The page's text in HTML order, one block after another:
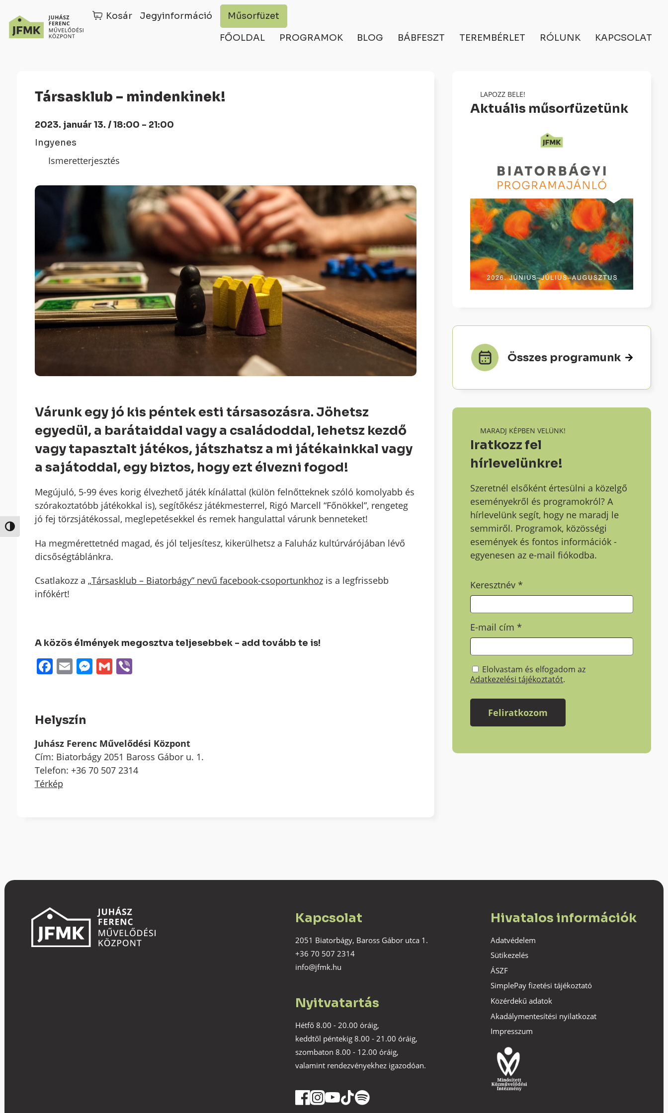
Nagy kontraszt váltása
Kosár Jegyinformáció Műsorfüzet
FŐOLDAL PROGRAMOK BLOG BÁBFESZT TEREMBÉRLET RÓLUNK KAPCSOLAT
Társasklub – mindenkinek!
2023. január 13. / 18:00 - 21:00
Ingyenes
Ismeretterjesztés
Várunk egy jó kis péntek esti társasozásra. Jöhetsz
egyedül, a barátaiddal vagy a családoddal, lehetsz kezdő
vagy tapasztalt játékos, játszhatsz a mi játékainkkal vagy
a sajátoddal, egy biztos, hogy ezt élvezni fogod!
Megújuló, 5-99 éves korig élvezhető játék kínálattal (külön felnőtteknek szóló komolyabb és
szórakoztatóbb játékokkal is), segítőkész játékmesterrel, Rigó Marcell “Főnökkel”, rengeteg
jó fej törzsjátékossal, meglepetésekkel és remek hangulattal várunk benneteket!
Ha megmérettetnéd magad, és jól teljesítesz, kikerülhetsz a Faluház kultúrvárójában lévő
dicsőségtáblánkra.
Csatlakozz a „Társasklub – Biatorbágy” nevű facebook-csoportunkhozis a legfrissebb
infókért!
A közös élmények megosztva teljesebbek - add tovább te is!
Facebook
EmailMessenger
GmailViber
Helyszín
Juhász Ferenc Művelődési Központ
Cím: Biatorbágy 2051 Baross Gábor u. 1.
Telefon: +36 70 507 2314
Térkép
LAPOZZ BELE!
Aktuális műsorfüzetünk
Összes programunk
MARADJ KÉPBEN VELÜNK!
Iratkozz fel
hírlevelünkre!
Szeretnél elsőként értesülni a közelgő
eseményekről és programokról? A
hírlevelünk segít, hogy ne maradj le
semmiről. Programok, közösségi
események és fontos információk -
egyenesen az e-mail fiókodba.
Keresztnév*
E-mail cím*
Elolvastam és elfogadom az
Adatkezelési tájékoztatót.
Kapcsolat
2051 Biatorbágy, Baross Gábor utca 1.
+36 70 507 2314
info@jfmk.hu
Nyitvatartás
Hétfő 8.00 - 20.00 óráig,
keddtől péntekig 8.00 - 21.00 óráig,
szombaton 8.00 - 12.00 óráig,
valamint rendezvényekhez igazodóan.
Hivatalos információk
Adatvédelem
Sütikezelés
ÁSZF
SimplePay fizetési tájékoztató
Közérdekű adatok
Akadálymentesítési nyilatkozat
Impresszum